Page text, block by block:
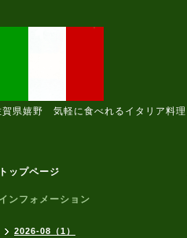
賀県嬉野 気軽に食べれるイタリア料理
トップページ
インフォメーション
2026-08（1）